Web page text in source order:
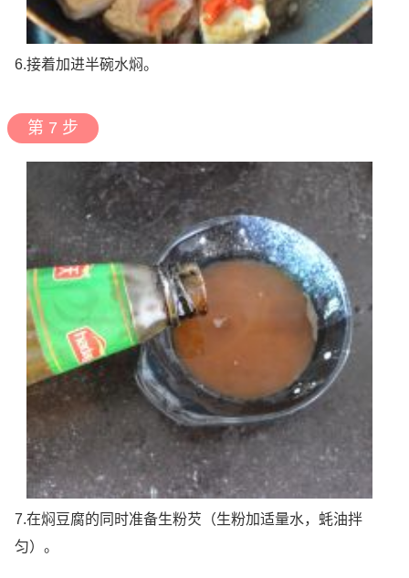
6.接着加进半碗水焖。
第 7 步
7.在焖豆腐的同时准备生粉芡（生粉加适量水，蚝油拌
匀）。